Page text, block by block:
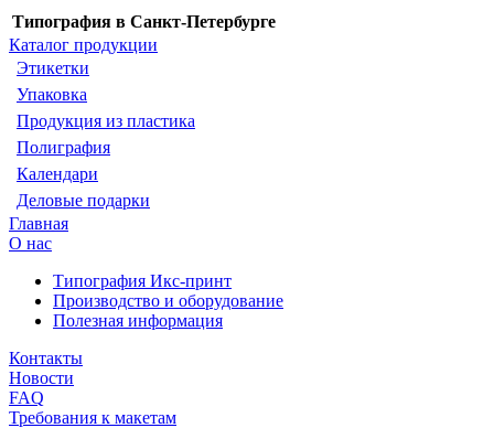
Типография в Санкт-Петербурге
Каталог продукции
Этикетки
Упаковка
Продукция из пластика
Полиграфия
Календари
Деловые подарки
Главная
О нас
Типография Икс-принт
Производство и оборудование
Полезная информация
Контакты
Новости
FAQ
Требования к макетам